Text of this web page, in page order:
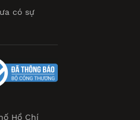
có sự
Hồ Chí